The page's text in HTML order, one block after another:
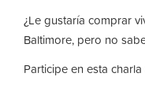
¿Le gustaría comprar
Baltimore, pero no
Participe en esta